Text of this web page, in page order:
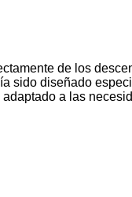
de los
sido diseñado
a las